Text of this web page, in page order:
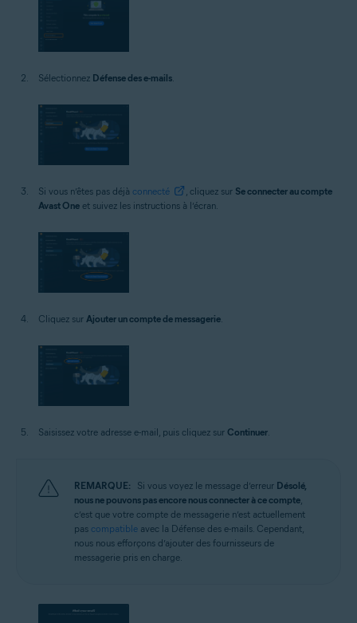
Sélectionnez Défense des e-mails.
Si vous n’êtes pas déjà connecté , cliquez sur Se connecter au compte
Avast One et suivez les instructions à l’écran.
Cliquez sur Ajouter un compte de messagerie.
Saisissez votre adresse e-mail, puis cliquez sur Continuer.
REMARQUE: Si vous voyez le message d’erreur Désolé,
nous ne pouvons pas encore nous connecter à ce compte,
c’est que votre compte de messagerie n’est actuellement
pas compatible avec la Défense des e-mails. Cependant,
nous nous efforçons d’ajouter des fournisseurs de
messagerie pris en charge.